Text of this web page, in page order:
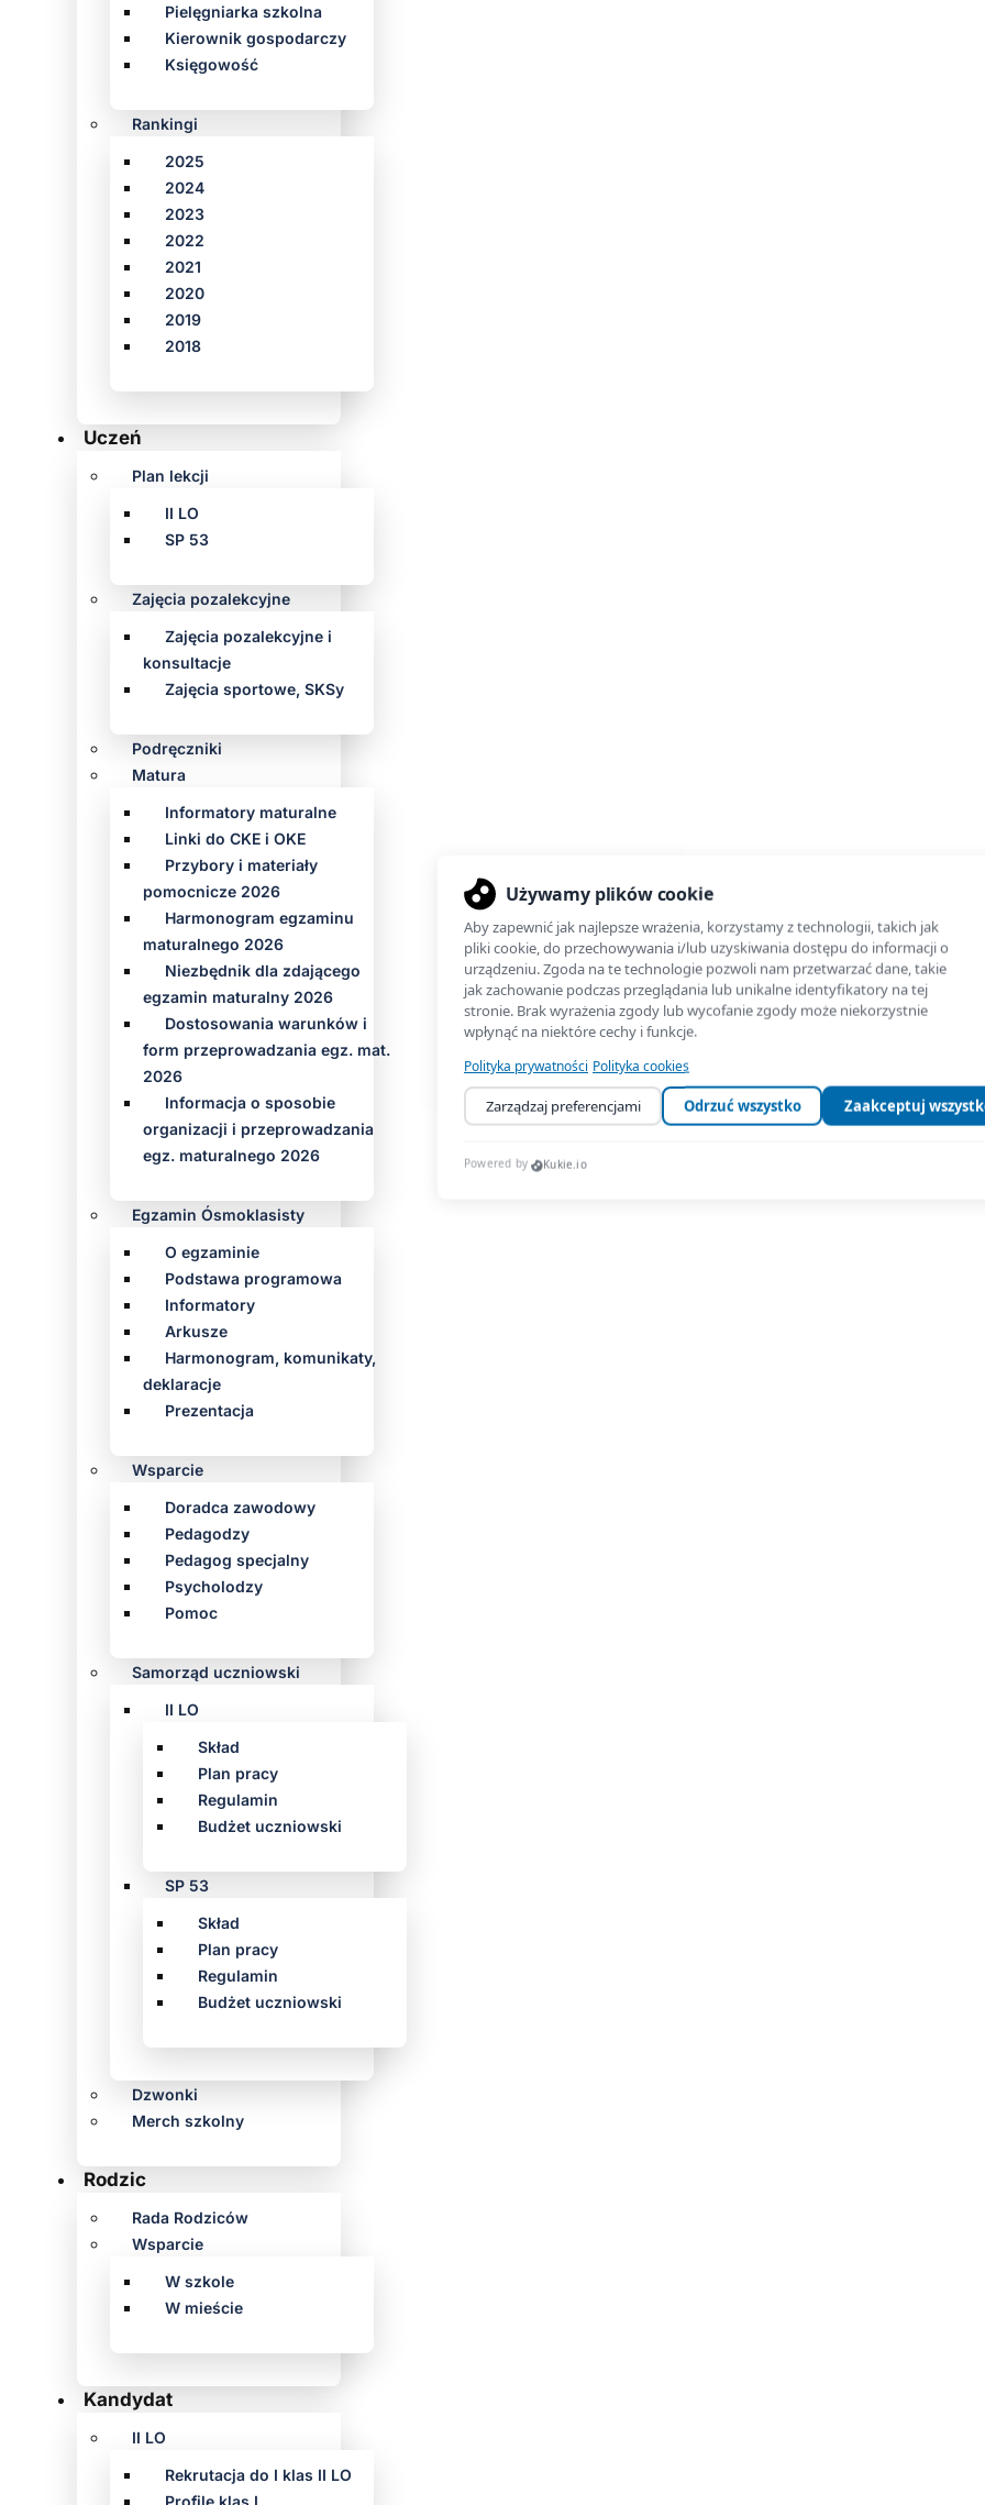
Pielęgniarka szkolna
Kierownik gospodarczy
Księgowość
Rankingi
2025
2024
2023
2022
2021
2020
2019
2018
Uczeń
Plan lekcji
II LO
SP 53
Zajęcia pozalekcyjne
Zajęcia pozalekcyjne i
konsultacje
Zajęcia sportowe, SKSy
Podręczniki
Matura
Informatory maturalne
Linki do CKE i OKE
Przybory i materiały
pomocnicze 2026
Harmonogram egzaminu
maturalnego 2026
Niezbędnik dla zdającego
egzamin maturalny 2026
Dostosowania warunków i
form przeprowadzania egz. mat.
2026
Informacja o sposobie
organizacji i przeprowadzania
egz. maturalnego 2026
Egzamin Ósmoklasisty
O egzaminie
Podstawa programowa
Informatory
Arkusze
Harmonogram, komunikaty,
deklaracje
Prezentacja
Wsparcie
Doradca zawodowy
Pedagodzy
Pedagog specjalny
Psycholodzy
Pomoc
Samorząd uczniowski
II LO
Skład
Plan pracy
Regulamin
Budżet uczniowski
SP 53
Skład
Plan pracy
Regulamin
Budżet uczniowski
Dzwonki
Merch szkolny
Rodzic
Rada Rodziców
Wsparcie
W szkole
W mieście
Kandydat
II LO
Rekrutacja do I klas II LO
Profile klas I